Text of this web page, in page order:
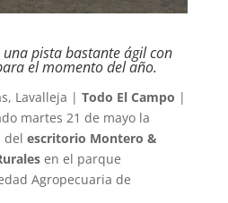
pista bastante ágil con
el momento del año.
Lavalleja | Todo El Campo |
martes 21 de mayo la
del escritorio Montero &
en el parque
Agropecuaria de